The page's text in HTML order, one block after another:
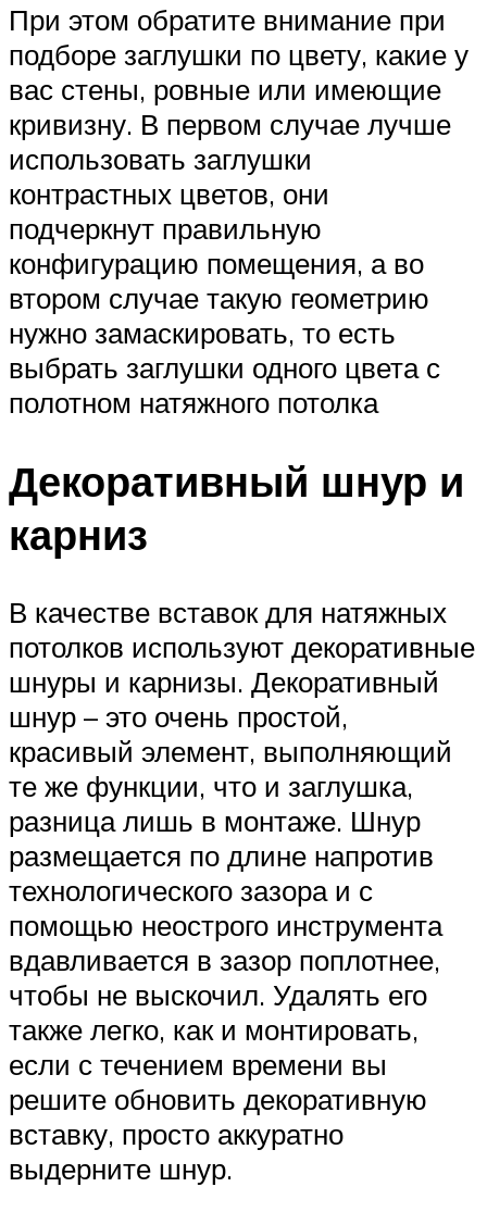
При этом обратите внимание при
подборе заглушки по цвету, какие у
вас стены, ровные или имеющие
кривизну. В первом случае лучше
использовать заглушки
контрастных цветов, они
подчеркнут правильную
конфигурацию помещения, а во
втором случае такую геометрию
нужно замаскировать, то есть
выбрать заглушки одного цвета с
полотном натяжного потолка
Декоративный шнур и
карниз
В качестве вставок для натяжных
потолков используют декоративные
шнуры и карнизы. Декоративный
шнур – это очень простой,
красивый элемент, выполняющий
те же функции, что и заглушка,
разница лишь в монтаже. Шнур
размещается по длине напротив
технологического зазора и с
помощью неострого инструмента
вдавливается в зазор поплотнее,
чтобы не выскочил. Удалять его
также легко, как и монтировать,
если с течением времени вы
решите обновить декоративную
вставку, просто аккуратно
выдерните шнур.